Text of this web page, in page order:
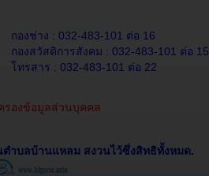
กองช่าง : 032-483-101 ต่อ 16
กองสวัสดิการสังคม : 032-483-101 ต่อ 15
โทรสาร : 032-483-101 ต่อ 22
รองข้อมูลส่วนบุคคล
ำบลบ้านแหลม สงวนไว้ซึ่งสิทธิทั้งหมด.